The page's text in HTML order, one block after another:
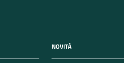
NOVITÀ